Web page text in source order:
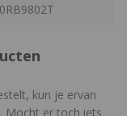
kun je ervan
Mocht er toch iets